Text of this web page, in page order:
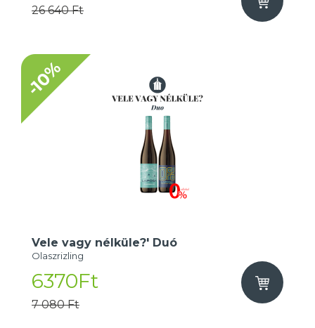
26 640 Ft
-10%
Vele vagy nélküle?' Duó
Olaszrizling
6370Ft
7 080 Ft